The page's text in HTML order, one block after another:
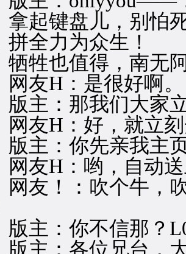
键盘儿，别怕死
拼全力为众生！
也值得，南无
H：是很好啊。
：那我们大家立
H：好，就立刻
：你先亲我主
H：哟，自动送
！：吹个牛，吹
：你不信那？
：各位兄台，大